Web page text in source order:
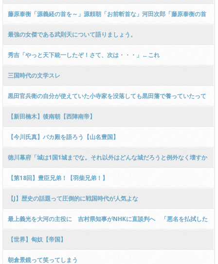
藤原泰衡「源義経の首を～」源頼朝「お前斬首な」河田次郎「藤原泰衡の首
を～」頼朝「お前斬首な」
最強の女傑である武則天について語りましょう。
秀吉「やっと天下統一したぞ！さて、次は・・・」←これ
三国時代の文学スレ
黒田官兵衛の自分が使えていた小寺家を没落しても黒田藩で養っていたって
話好き
【新田楠木】後南朝【西陣南帝】
【今川氏真】バカ殿を語ろう【山名豊国】
徳川幕府「城は1国1城までな。それ以外はどんな城だろうと例外なく壊すか
ら」←これ無能すぎだろ
【第18回】豊臣兄弟！【羽柴兄弟！】
【J】歴史の話題って圧倒的に戦国時代が人気よな
最上義光を大河の主役に 吉村県知事がNHKに直談判へ 「悪名を払拭した
い」
【世界】匈奴【帝国】
朝倉景鏡って笑ってしまう